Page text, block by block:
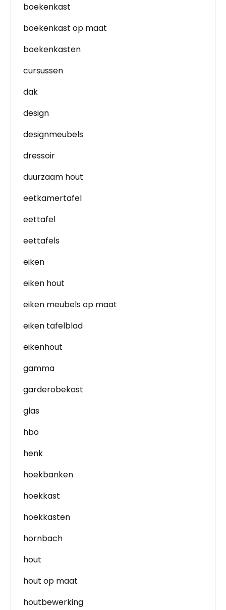
boekenkast
boekenkast op maat
boekenkasten
cursussen
dak
design
designmeubels
dressoir
duurzaam hout
eetkamertafel
eettafel
eettafels
eiken
eiken hout
eiken meubels op maat
eiken tafelblad
eikenhout
gamma
garderobekast
glas
hbo
henk
hoekbanken
hoekkast
hoekkasten
hornbach
hout
hout op maat
houtbewerking